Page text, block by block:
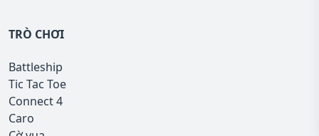
TRÒ CHƠI
Battleship
Tic Tac Toe
Connect 4
Caro